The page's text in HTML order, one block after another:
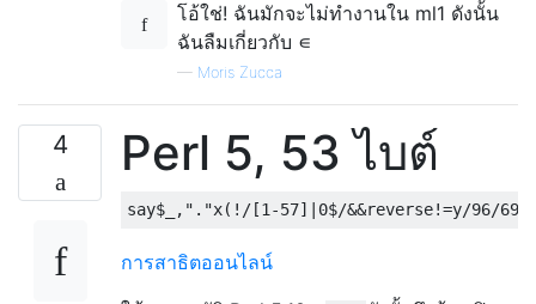
โอ้ใช่! ฉันมักจะไม่ทำงานใน ml1 ดังนั้น
ฉันลืมเกี่ยวกับ ∊
— Moris Zucca
4 Perl 5, 53 ไบต์
การสาธิตออนไลน์